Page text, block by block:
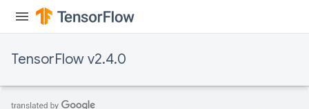
TensorFlow v2.4.0